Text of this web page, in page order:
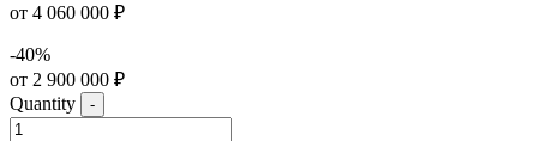
от 4 060 000 ₽
-40%
от 2 900 000 ₽
Quantity
-